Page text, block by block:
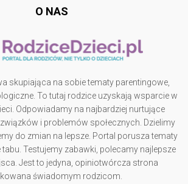
O NAS
skupiająca na sobie tematy parentingowe,
To tutaj rodzice uzyskają wsparcie w
Odpowiadamy na najbardziej nurtujące
i problemów społecznych. Dzielimy
do zmian na lepsze. Portal porusza tematy
tabu. Testujemy zabawki, polecamy najlepsze
Jest to jedyna, opiniotwórcza strona
świadomym rodzicom.